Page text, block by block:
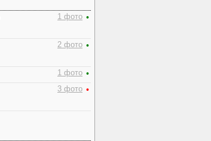
1 фото •
2 фото •
1 фото •
3 фото •